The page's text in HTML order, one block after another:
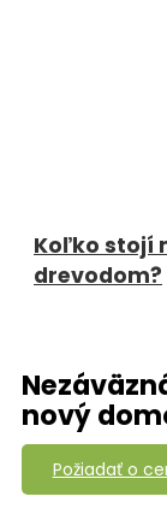
Koľko stojí
drevodom?
nový
Požiadať o